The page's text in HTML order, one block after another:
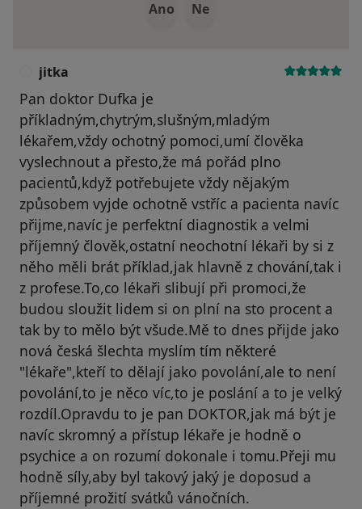
Ano Ne
jitka
Pan doktor Dufka je
příkladným,chytrým,slušným,mladým
lékařem,vždy ochotný pomoci,umí člověka
vyslechnout a přesto,že má pořád plno
pacientů,když potřebujete vždy nějakým
způsobem vyjde ochotně vstříc a pacienta navíc
přijme,navíc je perfektní diagnostik a velmi
příjemný člověk,ostatní neochotní lékaři by si z
něho měli brát příklad,jak hlavně z chování,tak i
z profese.To,co lékaři slibují při promoci,že
budou sloužit lidem si on plní na sto procent a
tak by to mělo být všude.Mě to dnes přijde jako
nová česká šlechta myslím tím některé
"lékaře",kteří to dělají jako povolání,ale to není
povolání,to je něco víc,to je poslání a to je velký
rozdíl.Opravdu to je pan DOKTOR,jak má být je
navíc skromný a přístup lékaře je hodně o
psychice a on rozumí dokonale i tomu.Přeji mu
hodně síly,aby byl takový jaký je doposud a
příjemné prožití svátků vánočních.